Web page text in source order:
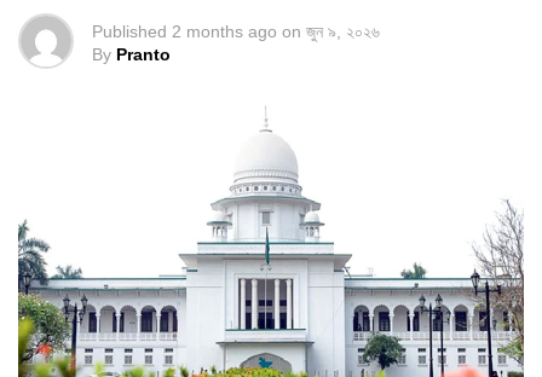
Published 2 months ago on জুন ৯, ২০২৬
By Pranto